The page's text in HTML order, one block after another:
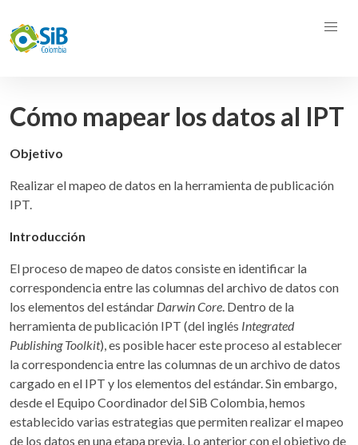
Cómo mapear los datos al IPT
Objetivo
Realizar el mapeo de datos en la herramienta de publicación
IPT.
Introducción
El proceso de mapeo de datos consiste en identificar la
correspondencia entre las columnas del archivo de datos con
los elementos del estándar Darwin Core. Dentro de la
herramienta de publicación IPT (del inglés Integrated
Publishing Toolkit), es posible hacer este proceso al establecer
la correspondencia entre las columnas de un archivo de datos
cargado en el IPT y los elementos del estándar. Sin embargo,
desde el Equipo Coordinador del SiB Colombia, hemos
establecido varias estrategias que permiten realizar el mapeo
de los datos en una etapa previa. Lo anterior con el objetivo de